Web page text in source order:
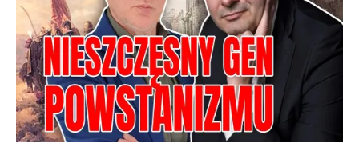
Ekspresowy kurs zbawienia z rodzinną katastrofą